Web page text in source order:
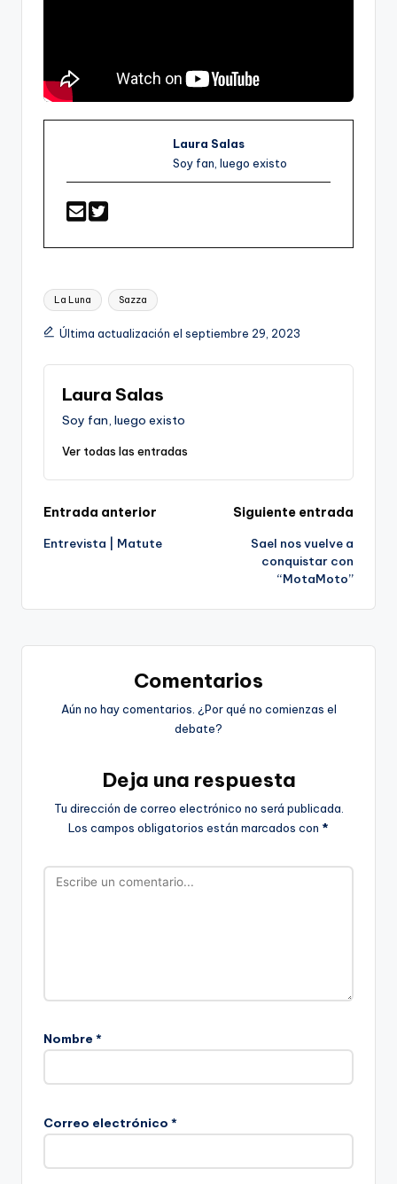
Laura Salas
Soy fan, luego existo
Etiquetas:
La Luna Sazza
Última actualización el septiembre 29, 2023
Laura Salas
Soy fan, luego existo
Ver todas las entradas
Navegación
de
Entrada anterior
Entrevista | Matute
Siguiente entrada
Sael nos vuelve a
conquistar con
“MotaMoto”
Comentarios
Aún no hay comentarios. ¿Por qué no comienzas el
debate?
Deja una respuesta
Tu dirección de correo electrónico no será publicada.
Los campos obligatorios están marcados con *
Nombre *
Correo electrónico *